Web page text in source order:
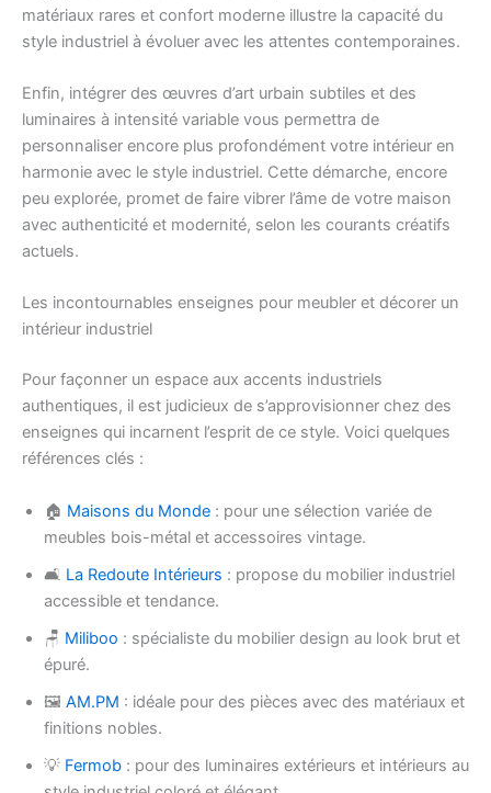
matériaux rares et confort moderne illustre la capacité du
style industriel à évoluer avec les attentes contemporaines.
Enfin, intégrer des œuvres d’art urbain subtiles et des
luminaires à intensité variable vous permettra de
personnaliser encore plus profondément votre intérieur en
harmonie avec le style industriel. Cette démarche, encore
peu explorée, promet de faire vibrer l’âme de votre maison
avec authenticité et modernité, selon les courants créatifs
actuels.
Les incontournables enseignes pour meubler et décorer un
intérieur industriel
Pour façonner un espace aux accents industriels
authentiques, il est judicieux de s’approvisionner chez des
enseignes qui incarnent l’esprit de ce style. Voici quelques
références clés :
🏠 Maisons du Monde : pour une sélection variée de
meubles bois-métal et accessoires vintage.
🛋️ La Redoute Intérieurs : propose du mobilier industriel
accessible et tendance.
🪑 Miliboo : spécialiste du mobilier design au look brut et
épuré.
🖼️ AM.PM : idéale pour des pièces avec des matériaux et
finitions nobles.
💡 Fermob : pour des luminaires extérieurs et intérieurs au